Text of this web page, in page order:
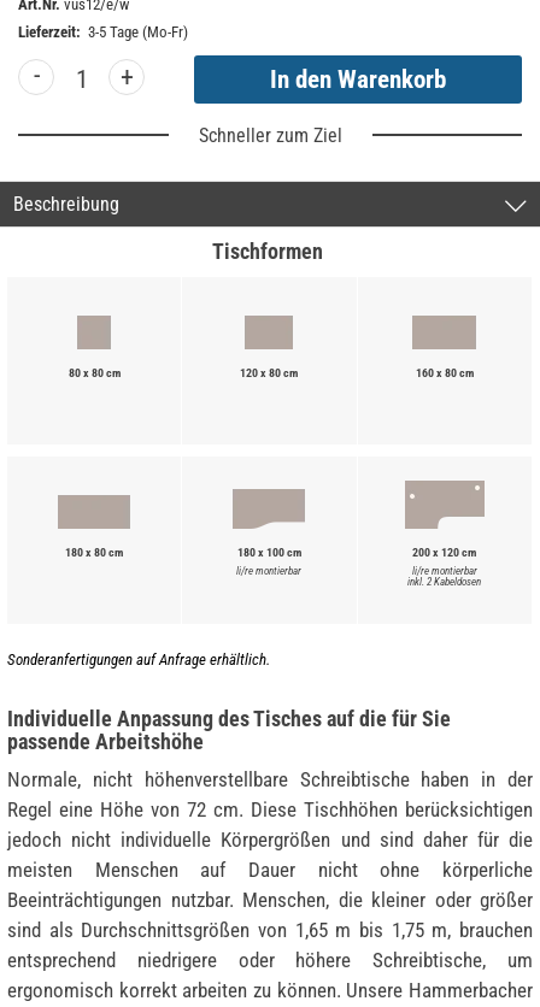
Art.Nr. vus12/e/w
Lieferzeit: 3-5 Tage (Mo-Fr)
- +
Schneller zum Ziel
Beschreibung
Tischformen
80 x 80 cm 120 x 80 cm 160 x 80 cm
180 x 80 cm 180 x 100 cm
li/re montierbar
200 x 120 cm
li/re montierbar
inkl. 2 Kabeldosen
Sonderanfertigungen auf Anfrage erhältlich.
Individuelle Anpassung des Tisches auf die für Sie
passende Arbeitshöhe
Normale, nicht höhenverstellbare Schreibtische haben in der
Regel eine Höhe von 72 cm. Diese Tischhöhen berücksichtigen
jedoch nicht individuelle Körpergrößen und sind daher für die
meisten Menschen auf Dauer nicht ohne körperliche
Beeinträchtigungen nutzbar. Menschen, die kleiner oder größer
sind als Durchschnittsgrößen von 1,65 m bis 1,75 m, brauchen
entsprechend niedrigere oder höhere Schreibtische, um
ergonomisch korrekt arbeiten zu können. Unsere Hammerbacher